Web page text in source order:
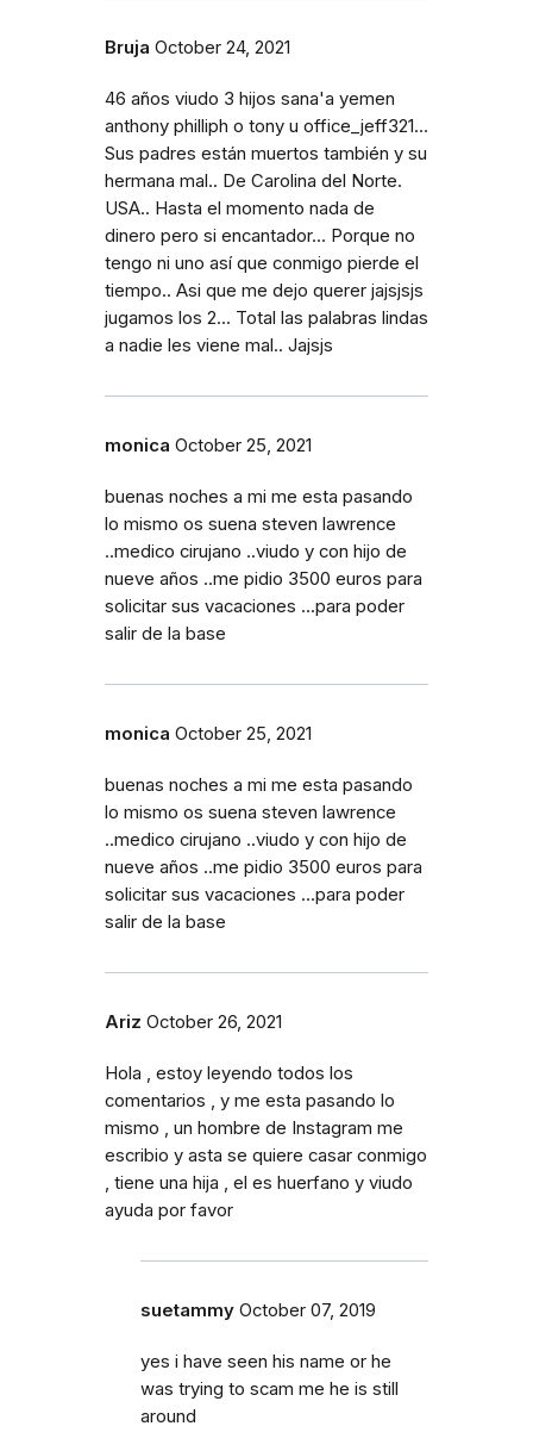
Bruja October 24, 2021
46 años viudo 3 hijos sana'a yemen
anthony philliph o tony u office_jeff321...
Sus padres están muertos también y su
hermana mal.. De Carolina del Norte.
USA.. Hasta el momento nada de
dinero pero si encantador... Porque no
tengo ni uno así que conmigo pierde el
tiempo.. Asi que me dejo querer jajsjsjs
jugamos los 2... Total las palabras lindas
a nadie les viene mal.. Jajsjs
monica October 25, 2021
buenas noches a mi me esta pasando
lo mismo os suena steven lawrence
..medico cirujano ..viudo y con hijo de
nueve años ..me pidio 3500 euros para
solicitar sus vacaciones ...para poder
salir de la base
monica October 25, 2021
buenas noches a mi me esta pasando
lo mismo os suena steven lawrence
..medico cirujano ..viudo y con hijo de
nueve años ..me pidio 3500 euros para
solicitar sus vacaciones ...para poder
salir de la base
Ariz October 26, 2021
Hola , estoy leyendo todos los
comentarios , y me esta pasando lo
mismo , un hombre de Instagram me
escribio y asta se quiere casar conmigo
, tiene una hija , el es huerfano y viudo
ayuda por favor
suetammy October 07, 2019
yes i have seen his name or he
was trying to scam me he is still
around